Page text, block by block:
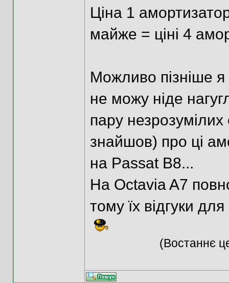
Ціна 1
майже = ціні 4
Можливо пізніше
не можу ніде
пару
знайшов) про ці
на Passat B8...
На Octavia A7
тому їх відгуки
(Востаннє